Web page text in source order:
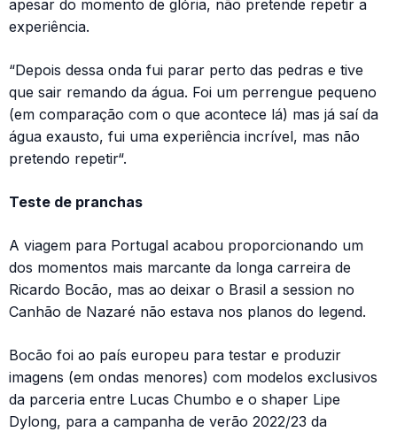
apesar do momento de glória, não pretende repetir a
experiência.
“Depois dessa onda fui parar perto das pedras e tive
que sair remando da água. Foi um perrengue pequeno
(em comparação com o que acontece lá) mas já saí da
água exausto, fui uma experiência incrível, mas não
pretendo repetir“.
Teste de pranchas
A viagem para Portugal acabou proporcionando um
dos momentos mais marcante da longa carreira de
Ricardo Bocão, mas ao deixar o Brasil a session no
Canhão de Nazaré não estava nos planos do legend.
Bocão foi ao país europeu para testar e produzir
imagens (em ondas menores) com modelos exclusivos
da parceria entre Lucas Chumbo e o shaper Lipe
Dylong, para a campanha de verão 2022/23 da